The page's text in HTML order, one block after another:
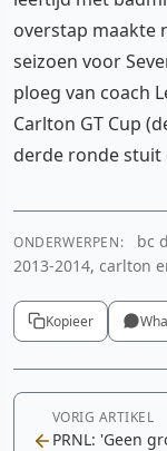
overstap maakte
seizoen voor
ploeg van coach
Carlton GT Cup
derde ronde stuit
ONDERWERPEN:
bc
2013-2014, carlton
Kopieer
VORIG ARTIKEL
PRNL: 'Geen